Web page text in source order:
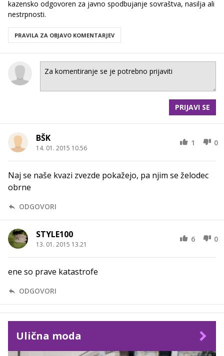
kazensko odgovoren za javno spodbujanje sovraštva, nasilja ali
nestrpnosti.
PRAVILA ZA OBJAVO KOMENTARJEV
PRIJAVI SE
BŠK
14. 01. 2015 10.56
1 0
Naj se naše kvazi zvezde pokažejo, pa njim se želodec
obrne
ODGOVORI
STYLE100
13. 01. 2015 13.21
6 0
ene so prave katastrofe
ODGOVORI
Ulična moda